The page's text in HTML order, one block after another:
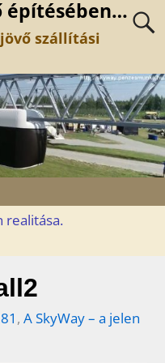
építésében…
szállítási
realitása.
, A SkyWay – a jelen